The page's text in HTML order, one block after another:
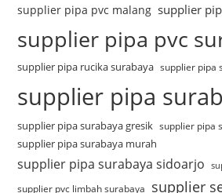
supplier pipa pvc malang supplier
supplier pipa pvc
supplier pipa rucika surabaya supplier pipa
supplier pipa
supplier pipa surabaya gresik supplier pipa
supplier pipa surabaya murah
supplier pipa surabaya sidoarjo
supplier pvc limbah surabaya supplier